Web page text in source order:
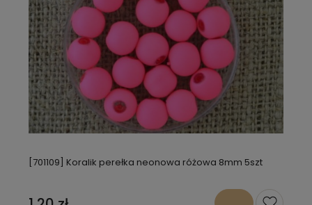
[701109] Koralik perełka neonowa różowa 8mm 5szt